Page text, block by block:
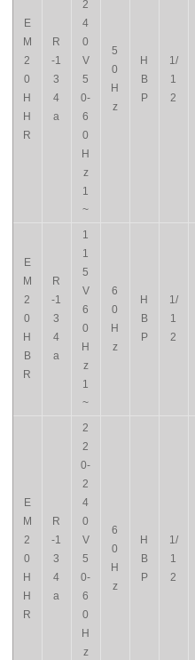
E
M
2
0
H
H
R
R
-1
3
4
a
2
4
0
V
5
0-
6
0
H
z
1
~
5
0
H
z
H
B
P
1/
1
2
E
M
2
0
H
B
R
R
-1
3
4
a
1
1
5
V
6
0
H
z
1
~
6
0
H
z
H
B
P
1/
1
2
E
M
2
0
H
H
R
R
-1
3
4
a
2
2
0-
2
4
0
V
5
0-
6
0
H
z
6
0
H
z
H
B
P
1/
1
2